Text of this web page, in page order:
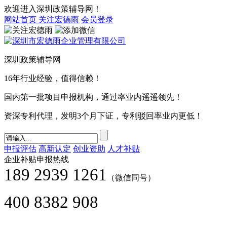
欢迎进入深圳政策辅导网！
网站首页 关注宏德雨 会员登录
深圳政策辅导网
16年行业经验，值得信赖！
国内第一批项目申报机构，通过率业内遥遥领先！
资深专利代理，发明3个月下证，专利驳回率业内更低！
申报评估 高新认定 创业资助 人才补贴
企业补贴申报热线
189 2939 1261 （微信同号）
400 8382 908